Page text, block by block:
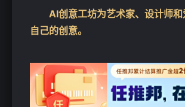
AI创意工坊为艺术家、设计师
自己的创意。